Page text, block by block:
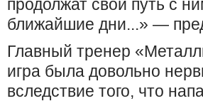
продолжат свой путь с
ближайшие дни...» —
Главный тренер
игра была довольно
вследствие того, что